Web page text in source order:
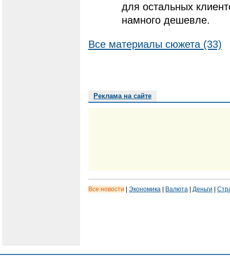
для остальных
намного дешевле.
Все материалы сюжета (33)
Реклама на сайте
Все новости | Экономика | Валюта | Деньги |